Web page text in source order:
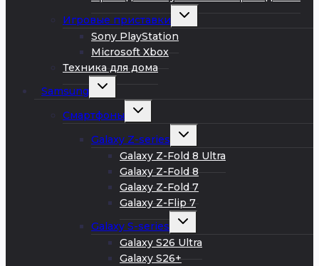
Игровые приставки
Развернуть
меню
Sony PlayStation
Microsoft Xbox
Техника для дома
Samsung
Развернуть
Смартфоны
Развернуть
Galaxy Z-series
Развернуть
меню
Galaxy Z-Fold 8 Ultra
Galaxy Z-Fold 8
Galaxy Z-Fold 7
Galaxy Z-Flip 7
Galaxy S-series
Развернуть
меню
Galaxy S26 Ultra
Galaxy S26+